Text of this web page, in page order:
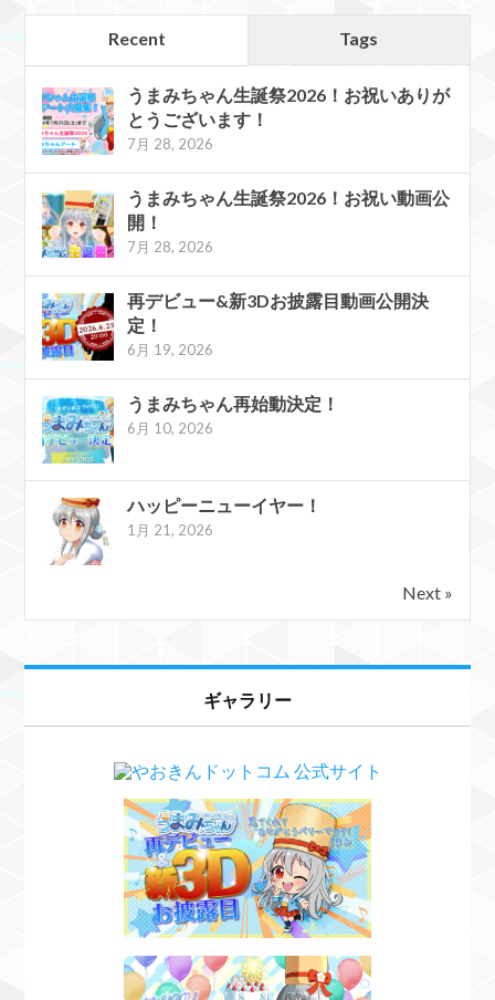
Recent Tags
うまみちゃん生誕祭2026！お祝いありが
とうございます！
7月 28, 2026
うまみちゃん生誕祭2026！お祝い動画公
開！
7月 28, 2026
再デビュー&新3Dお披露目動画公開決
定！
6月 19, 2026
うまみちゃん再始動決定！
6月 10, 2026
ハッピーニューイヤー！
1月 21, 2026
Next »
ギャラリー